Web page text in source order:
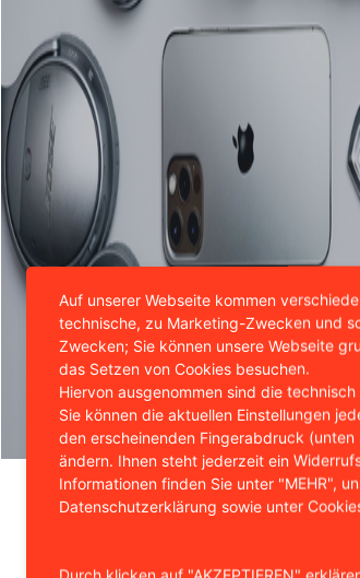
Auf unserer Webseite kommen
technische, zu Marketing-Zwecken und
Zwecken; Sie können unsere Webseite
das Setzen von Cookies besuchen.
Hiervon ausgenommen sind die
Sie können die aktuellen Einstellungen
den erscheinenden Fingerabdruck (unten
ändern. Ihnen steht jederzeit ein
Informationen finden Sie unter "MEHR",
Datenschutzerklärung sowie unter